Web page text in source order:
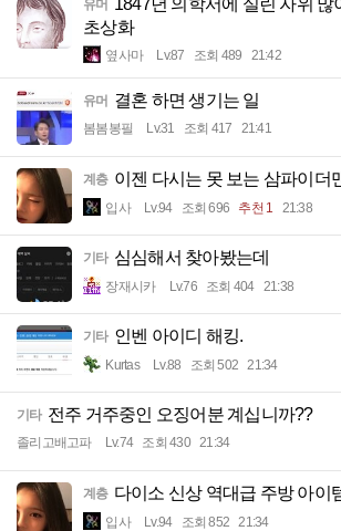
유머 1847년 의학서에 실린 자위 많
초상화
옆사마 Lv.87 조회 489 21:42
유머 결혼 하면 생기는 일
봄봄봉필 Lv.31 조회 417 21:41
계층 이젠 다시는 못 보는 삼파이더
입사 Lv.94 조회 696 추천 1 21:38
기타 심심해서 찾아봤는데
장재시카 Lv.76 조회 404 21:38
기타 인벤 아이디 해킹.
Kurtas Lv.88 조회 502 21:34
기타 전주 거주중인 오징어분 계십니까??
졸리고배고파 Lv.74 조회 430 21:34
계층 다이소 신상 역대급 주방 아이
입사 Lv.94 조회 852 21:34